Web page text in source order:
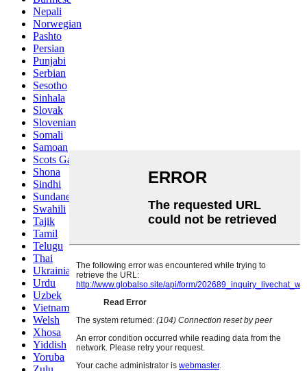
Nepali
Norwegian
Pashto
Persian
Punjabi
Serbian
Sesotho
Sinhala
Slovak
Slovenian
Somali
Samoan
Scots Gaelic
Shona
Sindhi
Sundanese
Swahili
Tajik
Tamil
Telugu
Thai
Ukrainian
Urdu
Uzbek
Vietnamese
Welsh
Xhosa
Yiddish
Yoruba